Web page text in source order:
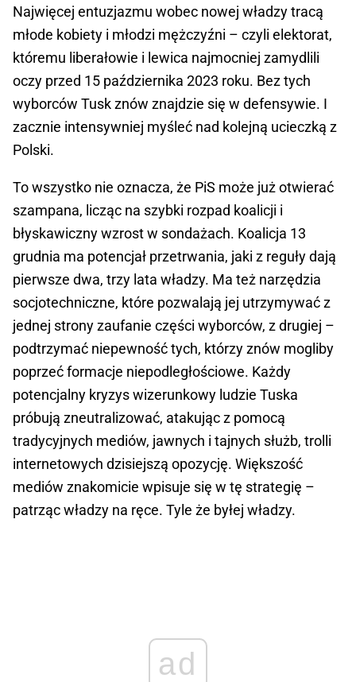
Najwięcej entuzjazmu wobec nowej władzy tracą
młode kobiety i młodzi mężczyźni – czyli elektorat,
któremu liberałowie i lewica najmocniej zamydlili
oczy przed 15 października 2023 roku. Bez tych
wyborców Tusk znów znajdzie się w defensywie. I
zacznie intensywniej myśleć nad kolejną ucieczką z
Polski.
To wszystko nie oznacza, że PiS może już otwierać
szampana, licząc na szybki rozpad koalicji i
błyskawiczny wzrost w sondażach. Koalicja 13
grudnia ma potencjał przetrwania, jaki z reguły dają
pierwsze dwa, trzy lata władzy. Ma też narzędzia
socjotechniczne, które pozwalają jej utrzymywać z
jednej strony zaufanie części wyborców, z drugiej –
podtrzymać niepewność tych, którzy znów mogliby
poprzeć formacje niepodległościowe. Każdy
potencjalny kryzys wizerunkowy ludzie Tuska
próbują zneutralizować, atakując z pomocą
tradycyjnych mediów, jawnych i tajnych służb, trolli
internetowych dzisiejszą opozycję. Większość
mediów znakomicie wpisuje się w tę strategię –
patrząc władzy na ręce. Tyle że byłej władzy.
ad